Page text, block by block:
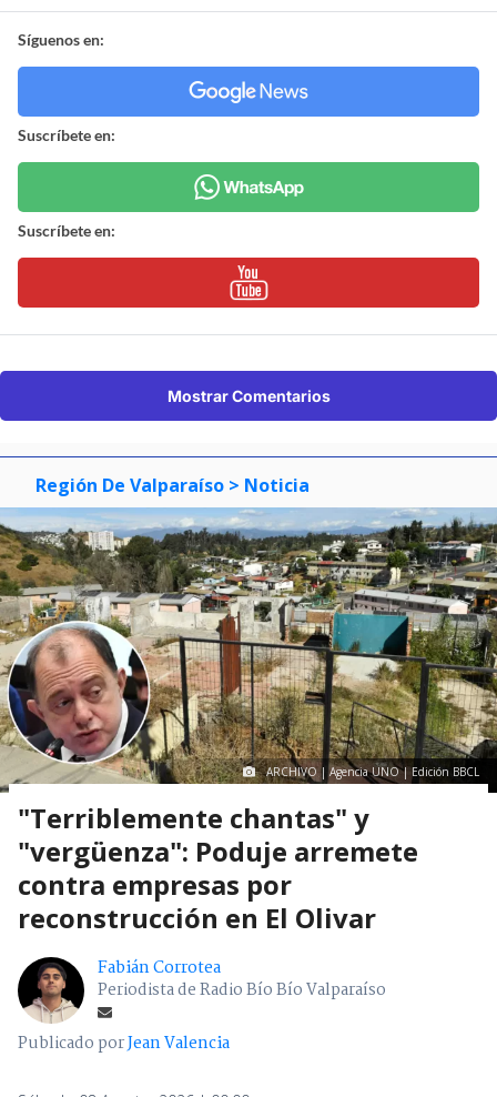
Síguenos en:
Suscríbete en:
Suscríbete en:
Mostrar Comentarios
Región De Valparaíso > Noticia
ARCHIVO | Agencia UNO | Edición BBCL
"Terriblemente chantas" y
"vergüenza": Poduje arremete
contra empresas por
reconstrucción en El Olivar
Fabián Corrotea
Periodista de Radio Bío Bío Valparaíso
Publicado porJean Valencia